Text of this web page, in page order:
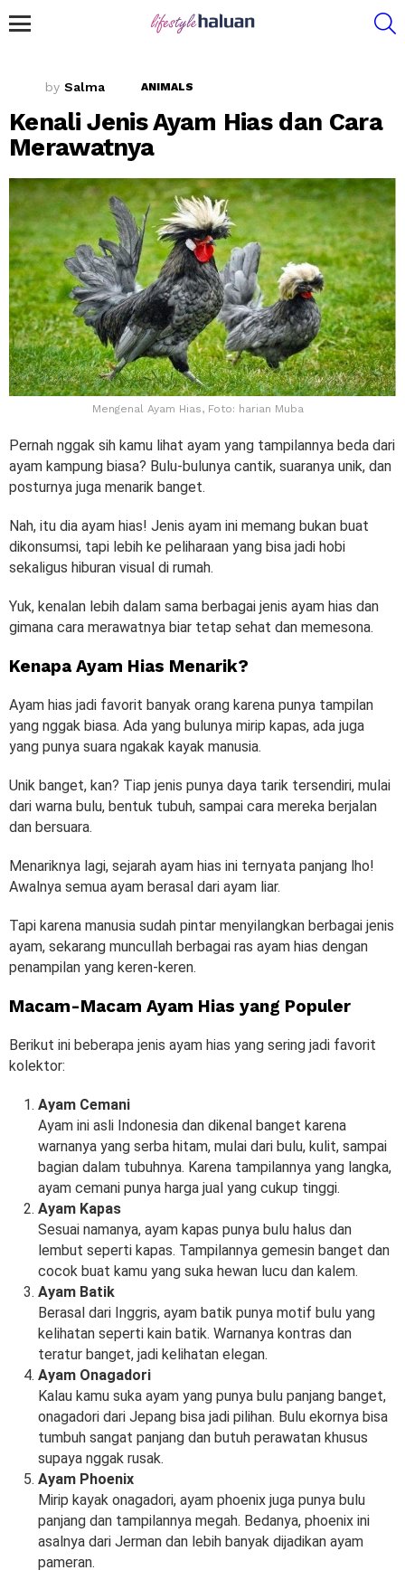
by Salma ANIMALS
Kenali Jenis Ayam Hias dan Cara
Merawatnya
Mengenal Ayam Hias, Foto: harian Muba
Pernah nggak sih kamu lihat ayam yang tampilannya beda dari
ayam kampung biasa? Bulu-bulunya cantik, suaranya unik, dan
posturnya juga menarik banget.
Nah, itu dia ayam hias! Jenis ayam ini memang bukan buat
dikonsumsi, tapi lebih ke peliharaan yang bisa jadi hobi
sekaligus hiburan visual di rumah.
Yuk, kenalan lebih dalam sama berbagai jenis ayam hias dan
gimana cara merawatnya biar tetap sehat dan memesona.
Kenapa Ayam Hias Menarik?
Ayam hias jadi favorit banyak orang karena punya tampilan
yang nggak biasa. Ada yang bulunya mirip kapas, ada juga
yang punya suara ngakak kayak manusia.
Unik banget, kan? Tiap jenis punya daya tarik tersendiri, mulai
dari warna bulu, bentuk tubuh, sampai cara mereka berjalan
dan bersuara.
Menariknya lagi, sejarah ayam hias ini ternyata panjang lho!
Awalnya semua ayam berasal dari ayam liar.
Tapi karena manusia sudah pintar menyilangkan berbagai jenis
ayam, sekarang muncullah berbagai ras ayam hias dengan
penampilan yang keren-keren.
Macam-Macam Ayam Hias yang Populer
Berikut ini beberapa jenis ayam hias yang sering jadi favorit
kolektor:
Ayam Cemani
Ayam ini asli Indonesia dan dikenal banget karena
warnanya yang serba hitam, mulai dari bulu, kulit, sampai
bagian dalam tubuhnya. Karena tampilannya yang langka,
ayam cemani punya harga jual yang cukup tinggi.
Ayam Kapas
Sesuai namanya, ayam kapas punya bulu halus dan
lembut seperti kapas. Tampilannya gemesin banget dan
cocok buat kamu yang suka hewan lucu dan kalem.
Ayam Batik
Berasal dari Inggris, ayam batik punya motif bulu yang
kelihatan seperti kain batik. Warnanya kontras dan
teratur banget, jadi kelihatan elegan.
Ayam Onagadori
Kalau kamu suka ayam yang punya bulu panjang banget,
onagadori dari Jepang bisa jadi pilihan. Bulu ekornya bisa
tumbuh sangat panjang dan butuh perawatan khusus
supaya nggak rusak.
Ayam Phoenix
Mirip kayak onagadori, ayam phoenix juga punya bulu
panjang dan tampilannya megah. Bedanya, phoenix ini
asalnya dari Jerman dan lebih banyak dijadikan ayam
pameran.